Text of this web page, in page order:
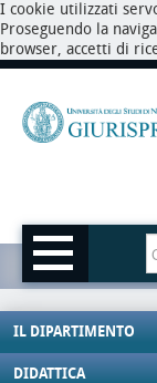
I cookie utilizzati
Proseguendo la
browser, accetti di
IL DIPARTIMENTO
DIDATTICA